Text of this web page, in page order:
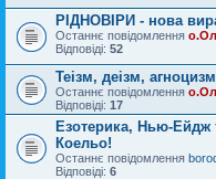
РІДНОВІРИ - нова
Останнє повідомлення
Відповіді: 52
Теізм, деізм,
Останнє повідомлення
Відповіді: 17
Езотерика, Нью-Ейдж
Коельо!
Останнє повідомлення
Відповіді: 6